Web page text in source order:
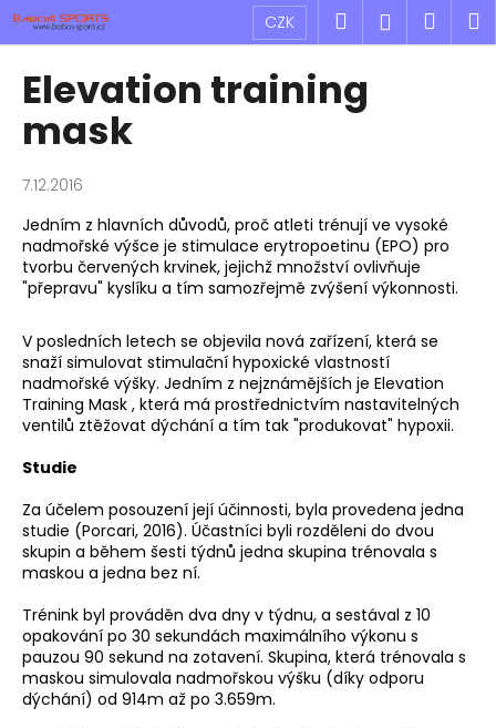
Přejít
obsah
CZK Hledat
Elevation training
mask
7.12.2016
Jedním z hlavních důvodů, proč atleti trénují ve vysoké
nadmořské výšce je stimulace erytropoetinu (EPO) pro
tvorbu červených krvinek, jejichž množství ovlivňuje
"přepravu" kyslíku a tím samozřejmě zvýšení výkonnosti.
V posledních letech se objevila nová zařízení, která se
snaží simulovat stimulační hypoxické vlastností
nadmořské výšky. Jedním z nejznámějších je Elevation
Training Mask , která má prostřednictvím nastavitelných
ventilů ztěžovat dýchání a tím tak "produkovat" hypoxii.
Studie
Za účelem posouzení její účinnosti, byla provedena jedna
studie (Porcari, 2016). Účastníci byli rozděleni do dvou
skupin a během šesti týdnů jedna skupina trénovala s
maskou a jedna bez ní.
Trénink byl prováděn dva dny v týdnu, a sestával z 10
opakování po 30 sekundách maximálního výkonu s
pauzou 90 sekund na zotavení. Skupina, která trénovala s
maskou simulovala nadmořskou výšku (díky odporu
dýchání) od 914m až po 3.659m.
K
o
C
o
p
t
ř
e
u
j
e
t
e
n
a
j
í
t
?